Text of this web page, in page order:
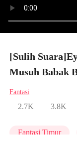
[Sulih
Musuh Babak
Fantasi
2.7K 3.8K
Fantasi Timur